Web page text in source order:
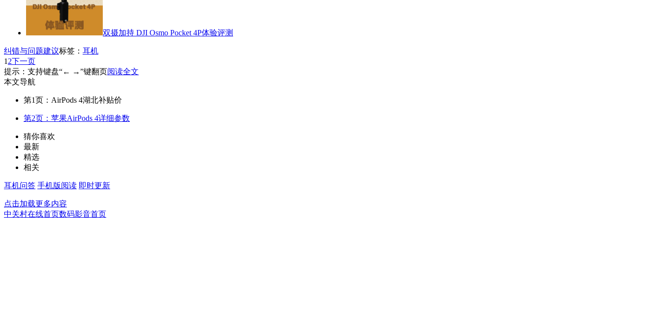
双摄加持 DJI Osmo Pocket 4P体验评测
纠错与问题建议标签： 耳机
1 2下一页
提示：支持键盘“← →”键翻页阅读全文
本文导航
第1页：AirPods 4湖北补贴价
第2页：苹果AirPods 4详细参数
猜你喜欢
最新
精选
相关
耳机问答 手机版阅读 即时更新
点击加载更多内容
中关村在线首页数码影音首页